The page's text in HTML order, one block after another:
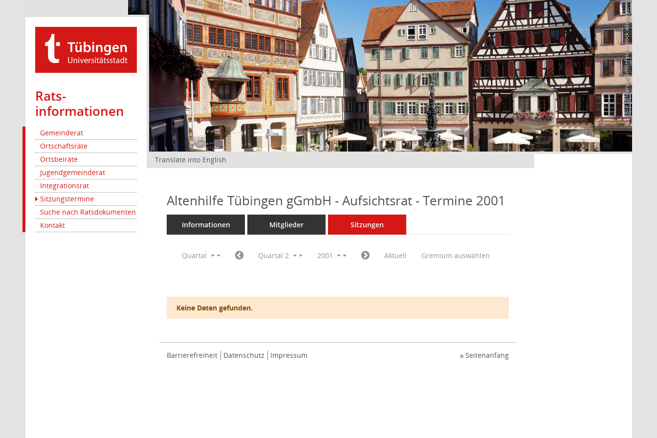
Rats­
informationen
Gemeinderat
Ortschaftsräte
Ortsbeiräte
Jugendgemeinderat
Integrationsrat
Sitzungstermine
Suche nach Ratsdokumenten
Kontakt
Bild: @Manuel Schönfeld – stock.adobe.com
Translate into English
Altenhilfe Tübingen gGmbH - Aufsichtsrat - Termine 2001
Informationen Mitglieder Sitzungen
Quartal Quartal 2 2001 Aktuell Gremium auswählen
Keine Daten gefunden.
Barrierefreiheit Datenschutz Impressum Seitenanfang